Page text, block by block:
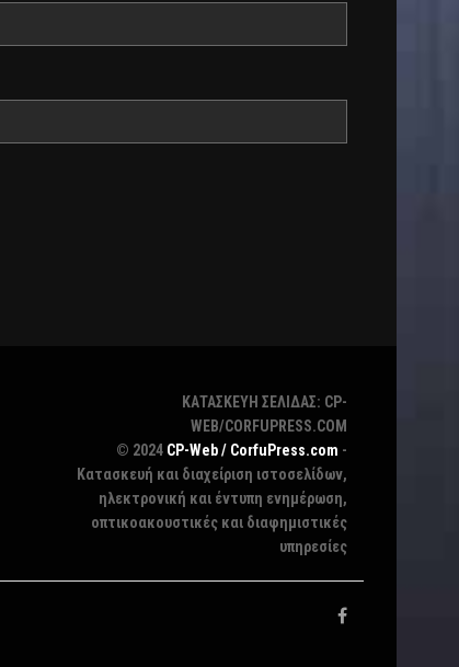
ΚΑΤΑΣΚΕΥΗ ΣΕΛΙΔΑΣ: CP-
WEB/CORFUPRESS.COM
© 2024 CP-Web / CorfuPress.com -
Κατασκευή και διαχείριση ιστοσελίδων,
ηλεκτρονική και έντυπη ενημέρωση,
οπτικοακουστικές και διαφημιστικές
υπηρεσίες